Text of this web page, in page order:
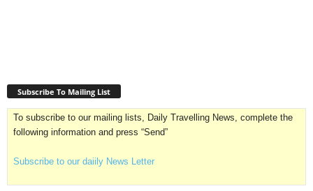
Subscribe To Mailing List
To subscribe to our mailing lists, Daily Travelling News, complete the
following information and press “Send”
Subscribe to our daiily News Letter